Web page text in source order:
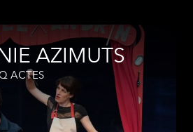
AZIMUTS
ACTES